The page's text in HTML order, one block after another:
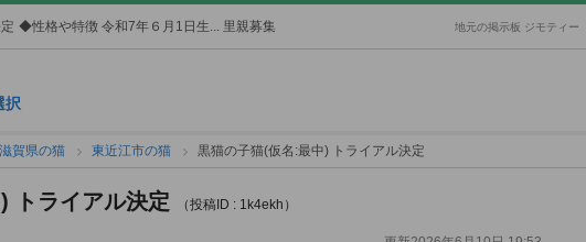
◆性格や特徴 令和7年６月1日生... 里親募集 地元の掲示板 ジモティー
択
滋賀県の猫 東近江市の猫 黒猫の子猫(仮名:最中) トライアル決定
トライアル決定 （投稿ID : 1k4ekh）